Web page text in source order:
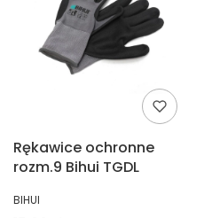
Rękawice ochronne
rozm.9 Bihui TGDL
PRODUCENT
BIHUI